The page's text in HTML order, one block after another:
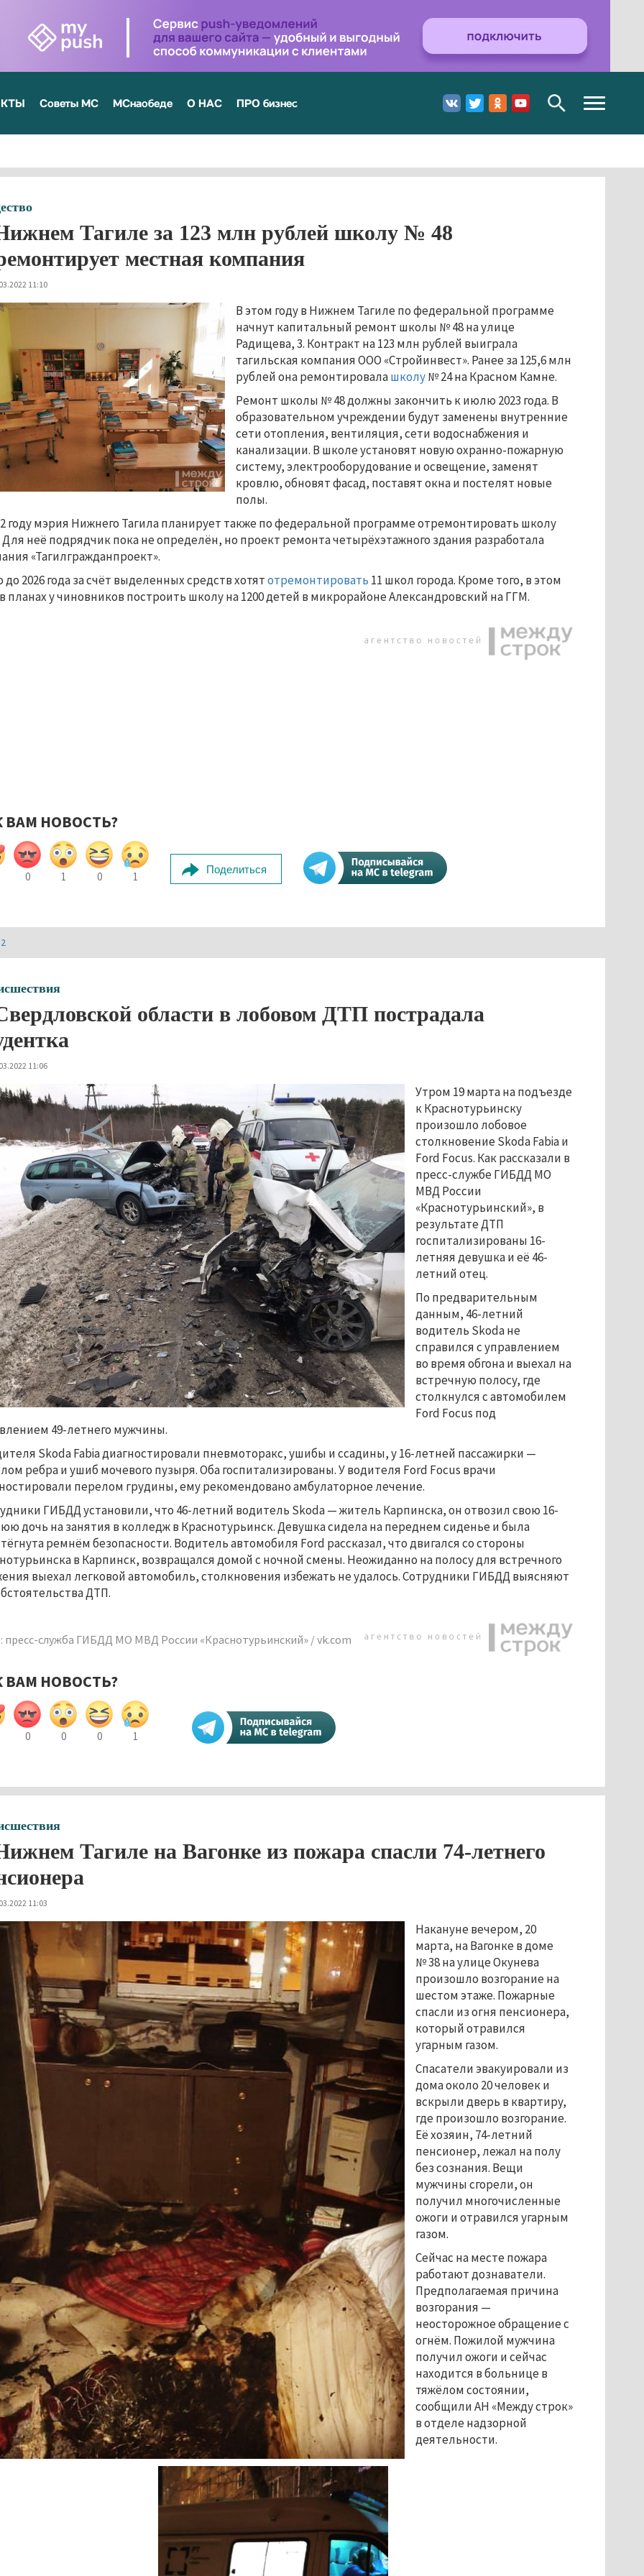
Советы МС МСнаобеде О НАС ПРО бизнес
Toggle
navigation
Тагиле за 123 млн рублей школу № 48
местная компания
11:10
В этом году в Нижнем Тагиле по федеральной программе
начнут капитальный ремонт школы № 48 на улице
Радищева, 3. Контракт на 123 млн рублей выиграла
тагильская компания ООО «Стройинвест». Ранее за 125,6 млн
рублей она ремонтировалашколу№ 24 на Красном Камне.
Ремонт школы № 48 должны закончить к июлю 2023 года. В
образовательном учреждении будут заменены внутренние
сети отопления, вентиляция, сети водоснабжения и
канализации. В школе установят новую охранно-пожарную
систему, электрооборудование и освещение, заменят
кровлю, обновят фасад, поставят окна и постелят новые
полы.
году мэрия Нижнего Тагила планирует также по федеральной программе отремонтировать школу
Для неё подрядчик пока не определён, но проект ремонта четырёхэтажного здания разработала
«Тагилгражданпроект».
до 2026 года за счёт выделенных средств хотятотремонтировать 11 школ города. Кроме того, в этом
планах у чиновников построить школу на 1200 детей в микрорайоне Александровский на ГГМ.
ВАМ НОВОСТЬ?
0 1 0 1
Поделиться
области в лобовом ДТП пострадала
11:06
Утром 19 марта на подъезде
к Краснотурьинску
произошло лобовое
столкновение Skoda Fabia и
Ford Focus. Как рассказали в
пресс-службе ГИБДД МО
МВД России
«Краснотурьинский», в
результате ДТП
госпитализированы 16-
летняя девушка и её 46-
летний отец.
По предварительным
данным, 46-летний
водитель Skoda не
справился с управлением
во время обгона и выехал на
встречную полосу, где
столкнулся с автомобилем
Ford Focus под
49-летнего мужчины.
Skoda Fabia диагностировали пневмоторакс, ушибы и ссадины, у 16-летней пассажирки —
ребра и ушиб мочевого пузыря. Оба госпитализированы. У водителя Ford Focus врачи
перелом грудины, ему рекомендовано амбулаторное лечение.
ГИБДД установили, что 46-летний водитель Skoda — житель Карпинска, он отвозил свою 16-
дочь на занятия в колледж в Краснотурьинск. Девушка сидела на переднем сиденье и была
ремнём безопасности. Водитель автомобиля Ford рассказал, что двигался со стороны
в Карпинск, возвращался домой с ночной смены. Неожиданно на полосу для встречного
выехал легковой автомобиль, столкновения избежать не удалось. Сотрудники ГИБДД выясняют
ДТП.
пресс-служба ГИБДД МО МВД России «Краснотурьинский» / vk.com
ВАМ НОВОСТЬ?
0 0 0 1
Тагиле на Вагонке из пожара спасли 74-летнего
11:03
Накануне вечером, 20
марта, на Вагонке в доме
№ 38 на улице Окунева
произошло возгорание на
шестом этаже. Пожарные
спасли из огня пенсионера,
который отравился
угарным газом.
Спасатели эвакуировали из
дома около 20 человек и
вскрыли дверь в квартиру,
где произошло возгорание.
Её хозяин, 74-летний
пенсионер, лежал на полу
без сознания. Вещи
мужчины сгорели, он
получил многочисленные
ожоги и отравился угарным
газом.
Сейчас на месте пожара
работают дознаватели.
Предполагаемая причина
возгорания —
неосторожное обращение с
огнём. Пожилой мужчина
получил ожоги и сейчас
находится в больнице в
тяжёлом состоянии,
сообщили АН «Между строк»
в отделе надзорной
деятельности.